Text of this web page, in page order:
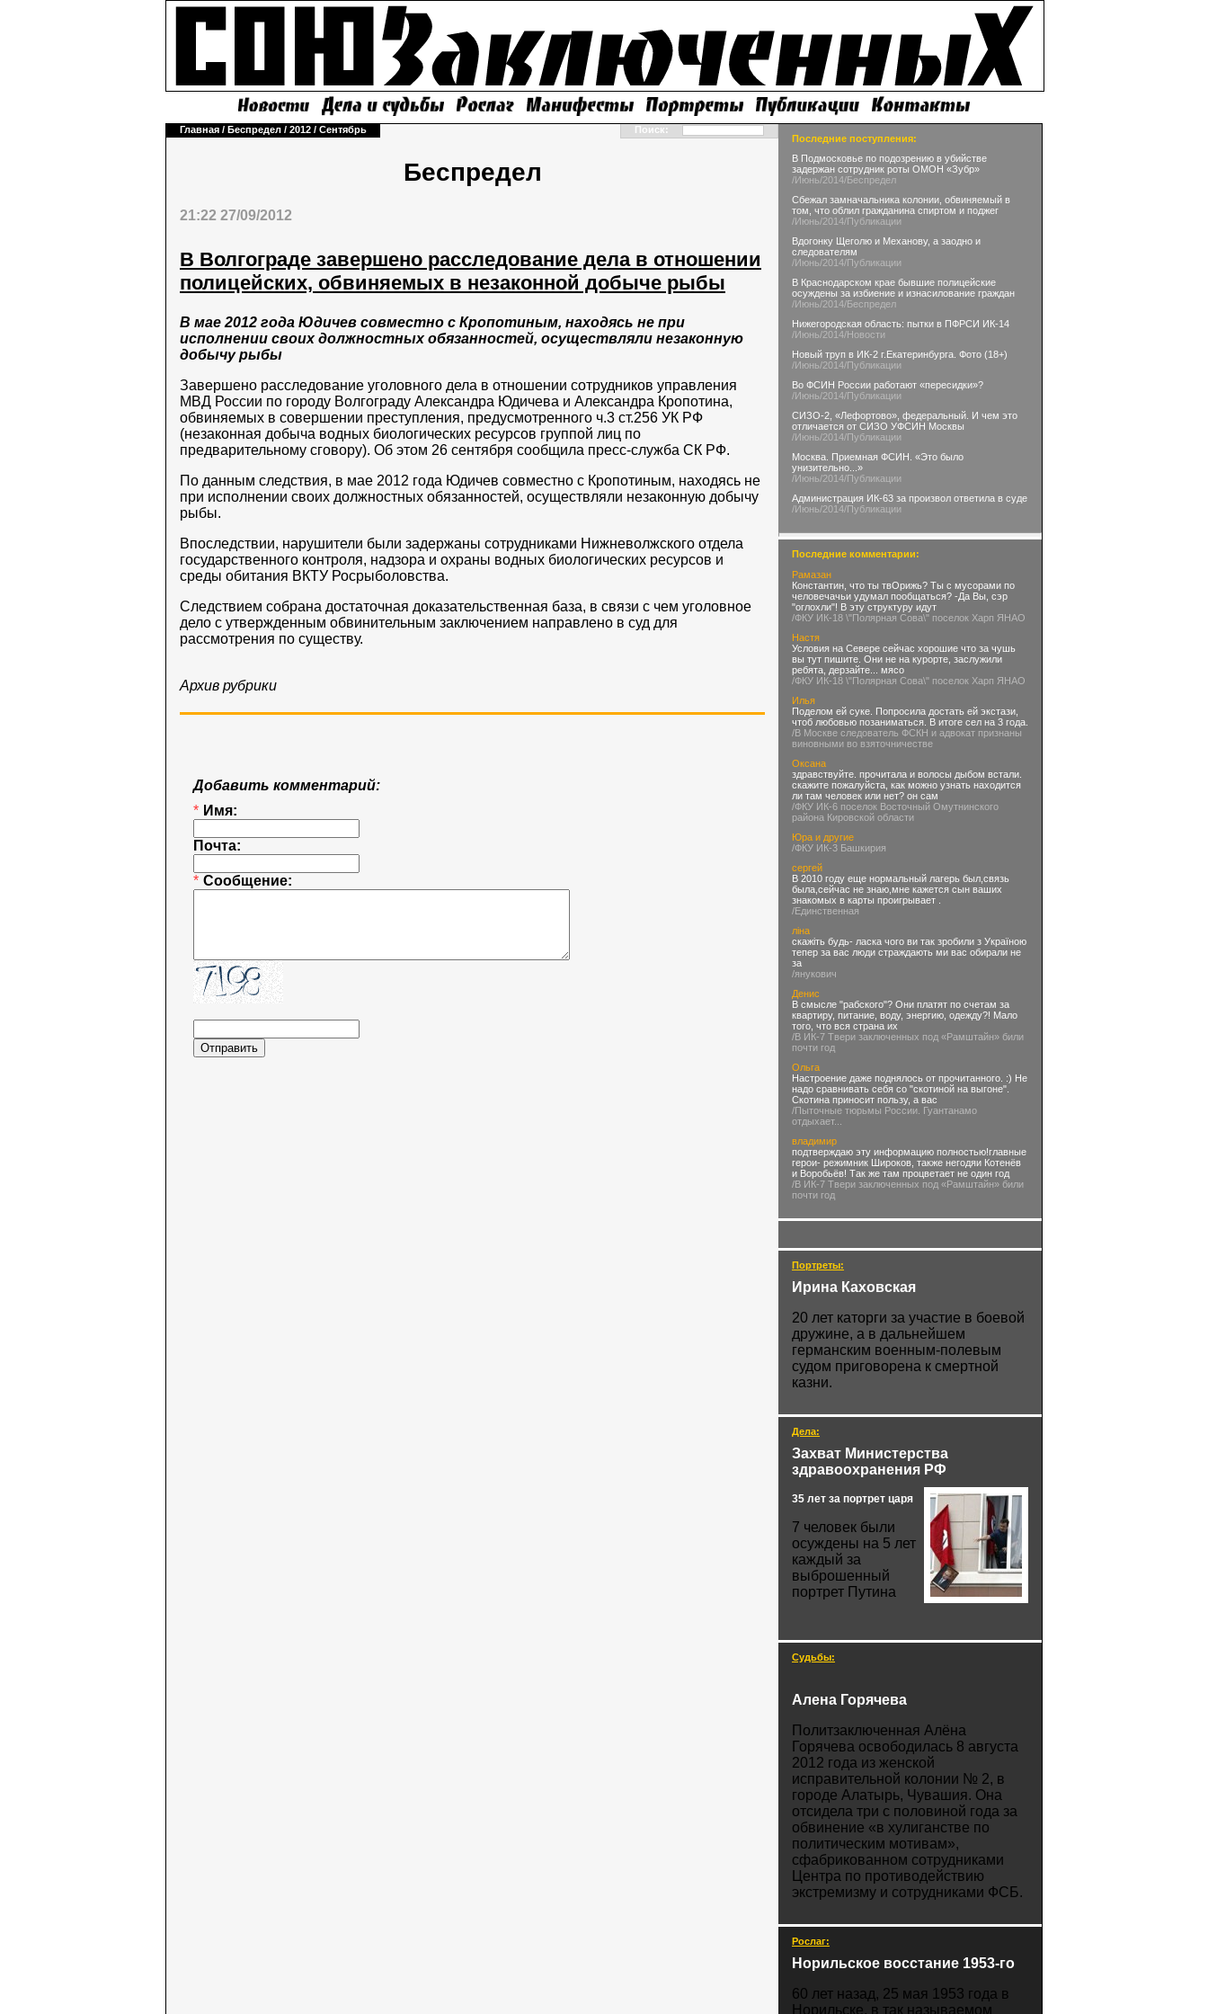
Главная / Беспредел / 2012 / Сентябрь Поиск:
Беспредел
21:22 27/09/2012
В Волгограде завершено расследование дела в отношении
полицейских, обвиняемых в незаконной добыче рыбы
В мае 2012 года Юдичев совместно с Кропотиным, находясь не при
исполнении своих должностных обязанностей, осуществляли незаконную
добычу рыбы
Завершено расследование уголовного дела в отношении сотрудников управления
МВД России по городу Волгограду Александра Юдичева и Александра Кропотина,
обвиняемых в совершении преступления, предусмотренного ч.3 ст.256 УК РФ
(незаконная добыча водных биологических ресурсов группой лиц по
предварительному сговору). Об этом 26 сентября сообщила пресс-служба СК РФ.
По данным следствия, в мае 2012 года Юдичев совместно с Кропотиным, находясь не
при исполнении своих должностных обязанностей, осуществляли незаконную добычу
рыбы.
Впоследствии, нарушители были задержаны сотрудниками Нижневолжского отдела
государственного контроля, надзора и охраны водных биологических ресурсов и
среды обитания ВКТУ Росрыболовства.
Следствием собрана достаточная доказательственная база, в связи с чем уголовное
дело с утвержденным обвинительным заключением направлено в суд для
рассмотрения по существу.
Архив рубрики
Добавить комментарий:
* Имя:
Почта:
* Сообщение:
Последние поступления:
В Подмосковье по подозрению в убийстве
задержан сотрудник роты ОМОН «Зубр»
/Июнь/2014/Беспредел
Сбежал замначальника колонии, обвиняемый в
том, что облил гражданина спиртом и поджег
/Июнь/2014/Публикации
Вдогонку Щеголю и Механову, а заодно и
следователям
/Июнь/2014/Публикации
В Краснодарском крае бывшие полицейские
осуждены за избиение и изнасилование граждан
/Июнь/2014/Беспредел
Нижегородская область: пытки в ПФРСИ ИК-14
/Июнь/2014/Новости
Новый труп в ИК-2 г.Екатеринбурга. Фото (18+)
/Июнь/2014/Публикации
Во ФСИН России работают «пересидки»?
/Июнь/2014/Публикации
СИЗО-2, «Лефортово», федеральный. И чем это
отличается от СИЗО УФСИН Москвы
/Июнь/2014/Публикации
Москва. Приемная ФСИН. «Это было
унизительно...»
/Июнь/2014/Публикации
Администрация ИК-63 за произвол ответила в суде
/Июнь/2014/Публикации
Последние комментарии:
Рамазан
Константин, что ты твОрижь? Ты с мусорами по
человечачьи удумал пообщаться? -Да Вы, сэр
"оглохли"! В эту структуру идут
/ФКУ ИК-18 \"Полярная Сова\" поселок Харп ЯНАО
Настя
Условия на Севере сейчас хорошие что за чушь
вы тут пишите. Они не на курорте, заслужили
ребята, дерзайте... мясо
/ФКУ ИК-18 \"Полярная Сова\" поселок Харп ЯНАО
Илья
Поделом ей суке. Попросила достать ей экстази,
чтоб любовью позаниматься. В итоге сел на 3 года.
/В Москве следователь ФСКН и адвокат признаны
виновными во взяточничестве
Оксана
здравствуйте. прочитала и волосы дыбом встали.
скажите пожалуйста, как можно узнать находится
ли там человек или нет? он сам
/ФКУ ИК-6 поселок Восточный Омутнинского
района Кировской области
Юра и другие
/ФКУ ИК-3 Башкирия
сергей
В 2010 году еще нормальный лагерь был,связь
была,сейчас не знаю,мне кажется сын ваших
знакомых в карты проигрывает .
/Единственная
ліна
скажіть будь- ласка чого ви так зробили з Україною
тепер за вас люди страждають ми вас обирали не
за
/янукович
Денис
В смысле "рабского"? Они платят по счетам за
квартиру, питание, воду, энергию, одежду?! Мало
того, что вся страна их
/В ИК-7 Твери заключенных под «Рамштайн» били
почти год
Ольга
Настроение даже поднялось от прочитанного. :) Не
надо сравнивать себя со "скотиной на выгоне".
Скотина приносит пользу, а вас
/Пыточные тюрьмы России. Гуантанамо
отдыхает...
владимир
подтверждаю эту информацию полностью!главные
герои- режимник Широков, также негодяи Котенёв
и Воробьёв! Так же там процветает не один год
/В ИК-7 Твери заключенных под «Рамштайн» били
почти год
Портреты:
Ирина Каховская
20 лет каторги за участие в боевой
дружине, а в дальнейшем
германским военным-полевым
судом приговорена к смертной
казни.
Дела:
Захват Министерства
здравоохранения РФ
35 лет за портрет царя
7 человек были
осуждены на 5 лет
каждый за
выброшенный
портрет Путина
Судьбы:
Алена Горячева
Политзаключенная Алёна
Горячева освободилась 8 августа
2012 года из женской
исправительной колонии № 2, в
городе Алатырь, Чувашия. Она
отсидела три с половиной года за
обвинение «в хулиганстве по
политическим мотивам»,
сфабрикованном сотрудниками
Центра по противодействию
экстремизму и сотрудниками ФСБ.
Рослаг:
Норильское восстание 1953-го
60 лет назад, 25 мая 1953 года в
Норильске, в так называемом